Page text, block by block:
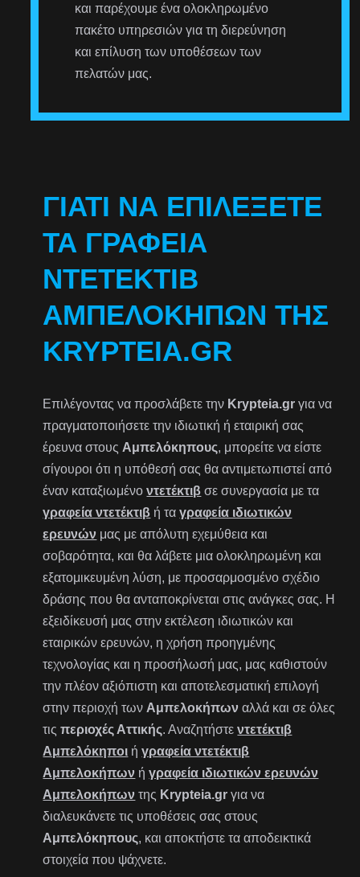
και παρέχουμε ένα ολοκληρωμένο
πακέτο υπηρεσιών για τη διερεύνηση
και επίλυση των υποθέσεων των
πελατών μας.
ΓΙΑΤΊ ΝΑ ΕΠΙΛΈΞΕΤΕ
ΤΑ ΓΡΑΦΕΊΑ
ΝΤΕΤΈΚΤΙΒ
ΑΜΠΕΛΟΚΉΠΩΝ ΤΗΣ
KRYPTEIA.GR
Επιλέγοντας να προσλάβετε την Krypteia.gr για να
πραγματοποιήσετε την ιδιωτική ή εταιρική σας
έρευνα στους Αμπελόκηπους, μπορείτε να είστε
σίγουροι ότι η υπόθεσή σας θα αντιμετωπιστεί από
έναν καταξιωμένοντετέκτιβ σε συνεργασία με τα
γραφεία ντετέκτιβ ή ταγραφεία ιδιωτικών
ερευνών μας με απόλυτη εχεμύθεια και
σοβαρότητα, και θα λάβετε μια ολοκληρωμένη και
εξατομικευμένη λύση, με προσαρμοσμένο σχέδιο
δράσης που θα ανταποκρίνεται στις ανάγκες σας. Η
εξειδίκευσή μας στην εκτέλεση ιδιωτικών και
εταιρικών ερευνών, η χρήση προηγμένης
τεχνολογίας και η προσήλωσή μας, μας καθιστούν
την πλέον αξιόπιστη και αποτελεσματική επιλογή
στην περιοχή των Αμπελοκήπων αλλά και σε όλες
τιςπεριοχές Αττικής. Αναζητήστεντετέκτιβ
Αμπελόκηποι ήγραφεία ντετέκτιβ
Αμπελοκήπων ήγραφεία ιδιωτικών ερευνών
Αμπελοκήπων της Krypteia.gr για να
διαλευκάνετε τις υποθέσεις σας στους
Αμπελόκηπους, και αποκτήστε τα αποδεικτικά
στοιχεία που ψάχνετε.